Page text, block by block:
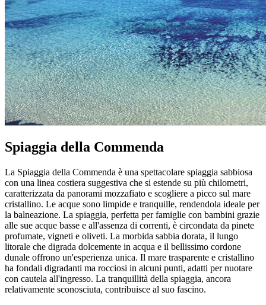
Spiaggia della Commenda
La Spiaggia della Commenda è una spettacolare spiaggia sabbiosa
con una linea costiera suggestiva che si estende su più chilometri,
caratterizzata da panorami mozzafiato e scogliere a picco sul mare
cristallino. Le acque sono limpide e tranquille, rendendola ideale per
la balneazione. La spiaggia, perfetta per famiglie con bambini grazie
alle sue acque basse e all'assenza di correnti, è circondata da pinete
profumate, vigneti e oliveti. La morbida sabbia dorata, il lungo
litorale che digrada dolcemente in acqua e il bellissimo cordone
dunale offrono un'esperienza unica. Il mare trasparente e cristallino
ha fondali digradanti ma rocciosi in alcuni punti, adatti per nuotare
con cautela all'ingresso. La tranquillità della spiaggia, ancora
relativamente sconosciuta, contribuisce al suo fascino.